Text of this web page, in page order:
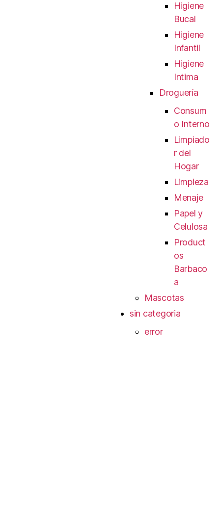
Higiene
Bucal
Higiene
Infantil
Higiene
Intima
Droguería
Consum
o Interno
Limpiado
r del
Hogar
Limpieza
Menaje
Papel y
Celulosa
Product
os
Barbaco
a
Mascotas
sin categoria
error